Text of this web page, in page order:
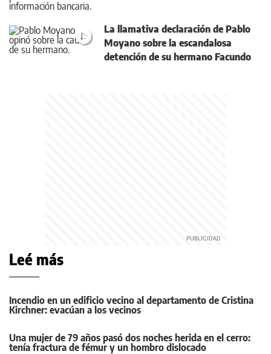
La llamativa declaración de Pablo
Moyano sobre la escandalosa
detención de su hermano Facundo
Leé más
Incendio en un edificio vecino al departamento de Cristina
Kirchner: evacúan a los vecinos
Una mujer de 79 años pasó dos noches herida en el cerro:
tenía fractura de fémur y un hombro dislocado